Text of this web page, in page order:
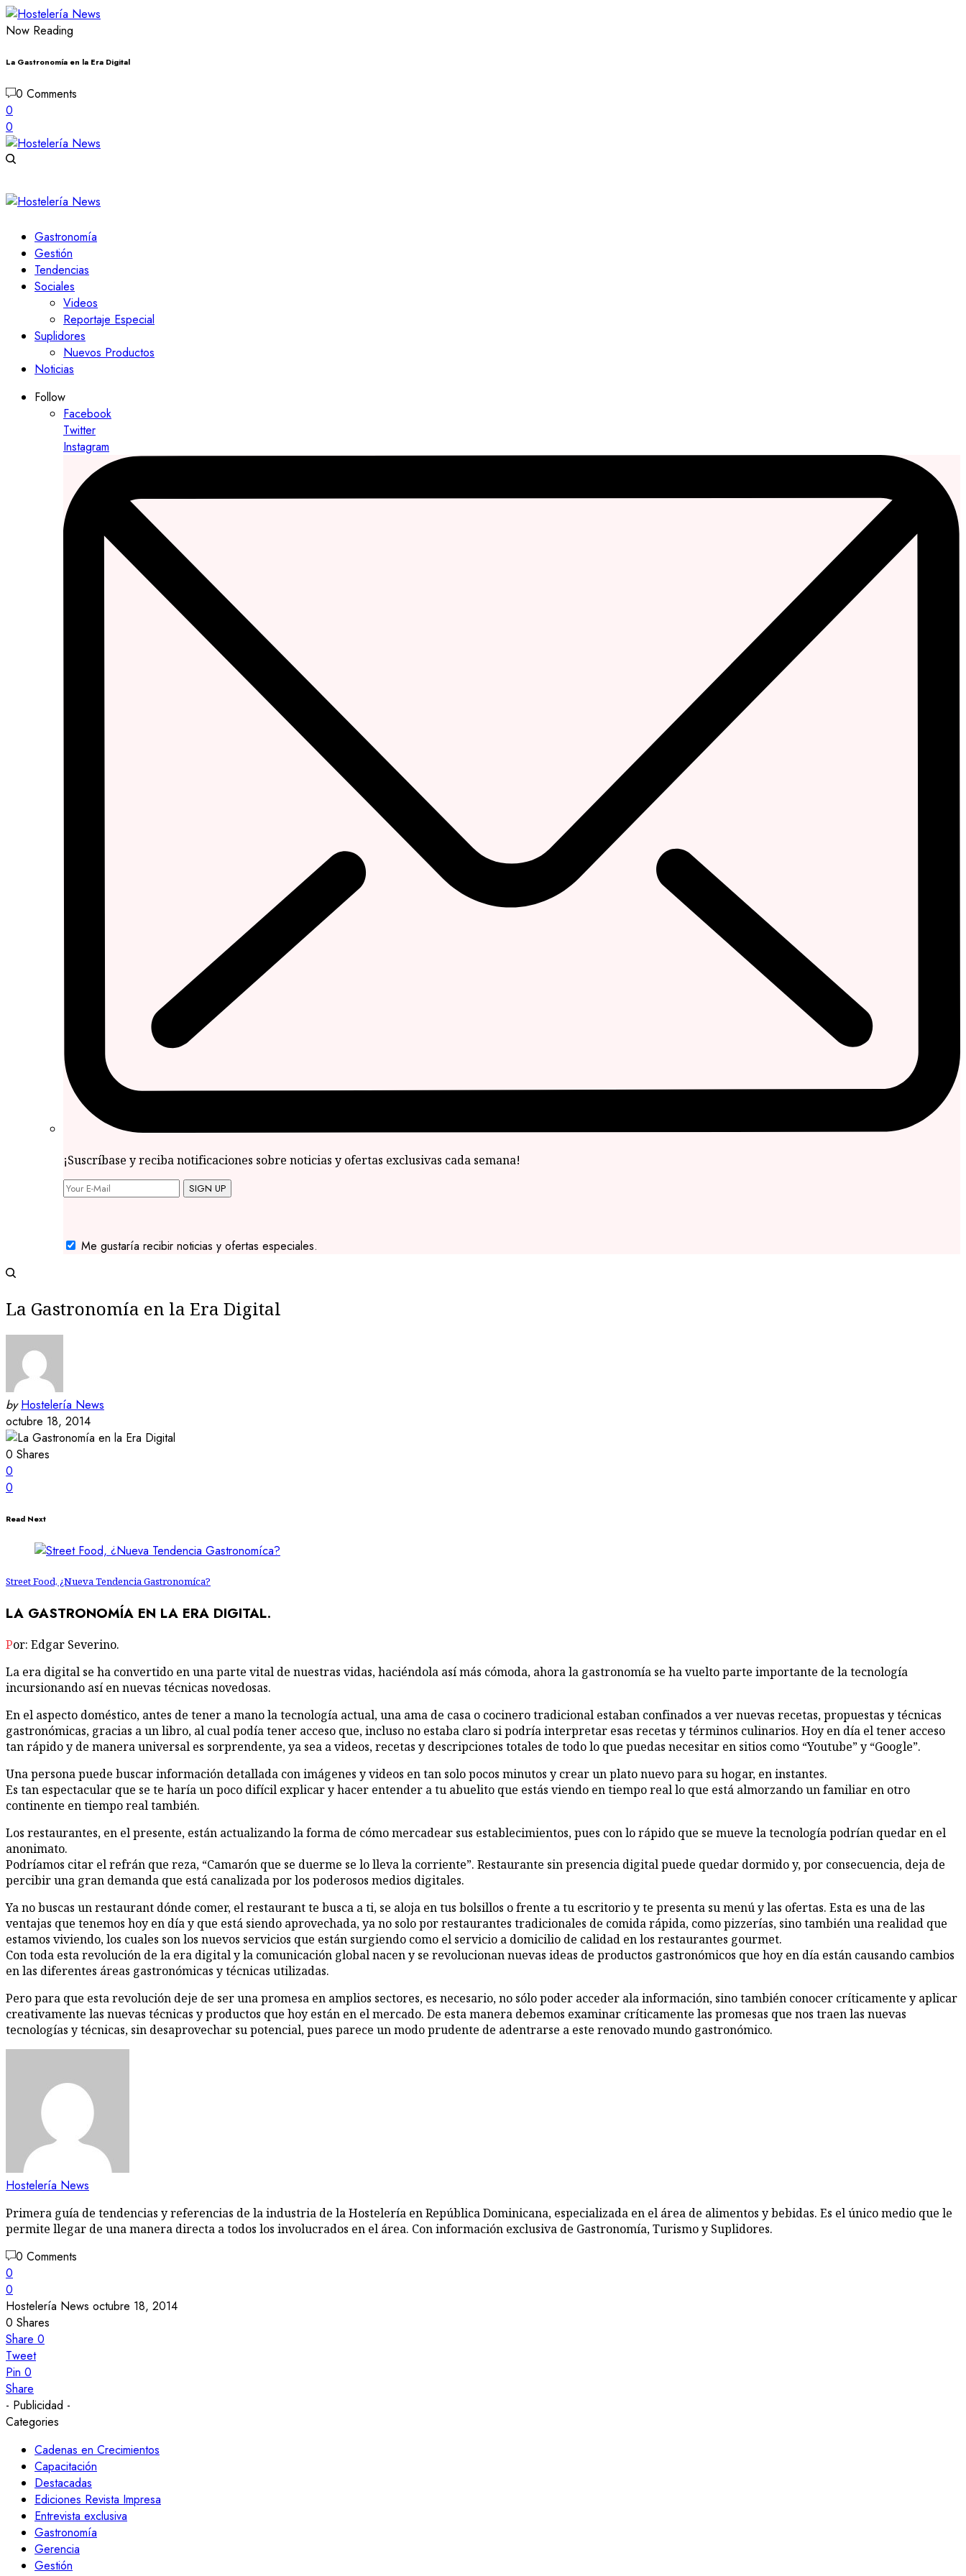
Now Reading
La Gastronomía en la Era Digital
0 Comments
0
0
Gastronomía
Gestión
Tendencias
Sociales
Videos
Reportaje Especial
Suplidores
Nuevos Productos
Noticias
Follow
Facebook
Twitter
Instagram
¡Suscríbase y reciba notificaciones sobre noticias y ofertas exclusivas cada semana!
SIGN UP
Me gustaría recibir noticias y ofertas especiales.
La Gastronomía en la Era Digital
by Hostelería News
octubre 18, 2014
0 Shares
0
0
Read Next
Street Food, ¿Nueva Tendencia Gastronomíca?
LA GASTRONOMÍA EN LA ERA DIGITAL.
Por: Edgar Severino.
La era digital se ha convertido en una parte vital de nuestras vidas, haciéndola así más cómoda, ahora la gastronomía se ha vuelto parte importante de la tecnología
incursionando así en nuevas técnicas novedosas.
En el aspecto doméstico, antes de tener a mano la tecnología actual, una ama de casa o cocinero tradicional estaban confinados a ver nuevas recetas, propuestas y técnicas
gastronómicas, gracias a un libro, al cual podía tener acceso que, incluso no estaba claro si podría interpretar esas recetas y términos culinarios. Hoy en día el tener acceso
tan rápido y de manera universal es sorprendente, ya sea a videos, recetas y descripciones totales de todo lo que puedas necesitar en sitios como “Youtube” y “Google”.
Una persona puede buscar información detallada con imágenes y videos en tan solo pocos minutos y crear un plato nuevo para su hogar, en instantes.
Es tan espectacular que se te haría un poco difícil explicar y hacer entender a tu abuelito que estás viendo en tiempo real lo que está almorzando un familiar en otro
continente en tiempo real también.
Los restaurantes, en el presente, están actualizando la forma de cómo mercadear sus establecimientos, pues con lo rápido que se mueve la tecnología podrían quedar en el
anonimato.
Podríamos citar el refrán que reza, “Camarón que se duerme se lo lleva la corriente”. Restaurante sin presencia digital puede quedar dormido y, por consecuencia, deja de
percibir una gran demanda que está canalizada por los poderosos medios digitales.
Ya no buscas un restaurant dónde comer, el restaurant te busca a ti, se aloja en tus bolsillos o frente a tu escritorio y te presenta su menú y las ofertas. Esta es una de las
ventajas que tenemos hoy en día y que está siendo aprovechada, ya no solo por restaurantes tradicionales de comida rápida, como pizzerías, sino también una realidad que
estamos viviendo, los cuales son los nuevos servicios que están surgiendo como el servicio a domicilio de calidad en los restaurantes gourmet.
Con toda esta revolución de la era digital y la comunicación global nacen y se revolucionan nuevas ideas de productos gastronómicos que hoy en día están causando cambios
en las diferentes áreas gastronómicas y técnicas utilizadas.
Pero para que esta revolución deje de ser una promesa en amplios sectores, es necesario, no sólo poder acceder ala información, sino también conocer críticamente y aplicar
creativamente las nuevas técnicas y productos que hoy están en el mercado. De esta manera debemos examinar críticamente las promesas que nos traen las nuevas
tecnologías y técnicas, sin desaprovechar su potencial, pues parece un modo prudente de adentrarse a este renovado mundo gastronómico.
Hostelería News
Primera guía de tendencias y referencias de la industria de la Hostelería en República Dominicana, especializada en el área de alimentos y bebidas. Es el único medio que le
permite llegar de una manera directa a todos los involucrados en el área. Con información exclusiva de Gastronomía, Turismo y Suplidores.
0 Comments
0
0
Hostelería News octubre 18, 2014
0 Shares
Share 0
Tweet
Pin 0
Share
- Publicidad -
Categories
Cadenas en Crecimientos
Capacitación
Destacadas
Ediciones Revista Impresa
Entrevista exclusiva
Gastronomía
Gerencia
Gestión